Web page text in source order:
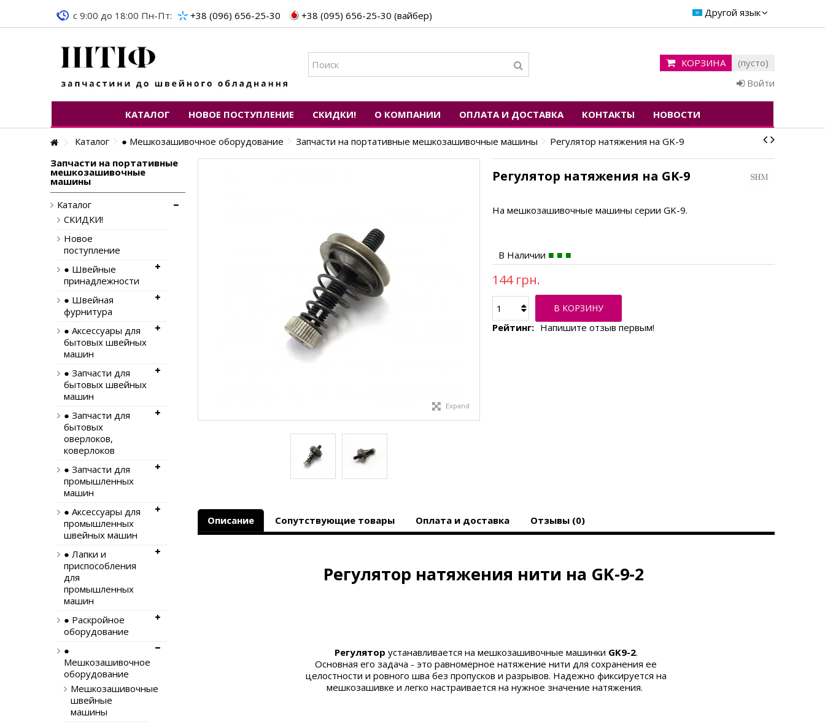
Другой язык
c 9:00 до 18:00 Пн-Пт: +38 (096) 656-25-30 +38 (095) 656-25-30 (вайбер)
КОРЗИНА
(пусто)
Войти
КАТАЛОГ НОВОЕ ПОСТУПЛЕНИЕ СКИДКИ! О КОМПАНИИ ОПЛАТА И ДОСТАВКА КОНТАКТЫ НОВОСТИ
Каталог ● Мешкозашивочное оборудование Запчасти на портативные мешкозашивочные машины Регулятор натяжения на GK-9
Expand
Регулятор натяжения на GK-9
На мешкозашивочные машины серии GK-9.
В Наличии
144 грн.
В КОРЗИНУ
Рейтинг: Напишите отзыв первым!
Описание Сопутствующие товары Оплата и доставка Отзывы (0)
Регулятор натяжения нити на GK-9-2
Регулятор устанавливается на мешкозашивочные машинки GK9-2.
Основная его задача - это равномерное натяжение нити для сохранения ее
целостности и ровного шва без пропусков и разрывов. Надежно фиксируется на
мешкозашивке и легко настраивается на нужное значение натяжения.
Запчасти на портативные
мешкозашивочные
машины
Каталог
СКИДКИ!
Новое
поступление
● Швейные
принадлежности
● Швейная
фурнитура
● Аксессуары для
бытовых швейных
машин
● Запчасти для
бытовых швейных
машин
● Запчасти для
бытовых
оверлоков,
коверлоков
● Запчасти для
промышленных
машин
● Аксессуары для
промышленных
швейных машин
● Лапки и
приспособления
для
промышленных
машин
● Раскройное
оборудование
●
Мешкозашивочное
оборудование
Мешкозашивочные
швейные
машины